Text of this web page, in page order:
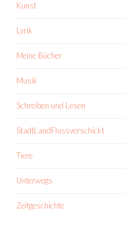
Kunst
Lyrik
Meine Bücher
Musik
Schreiben und Lesen
StadtLandFlussverschickt
Tiere
Unterwegs
Zeitgeschichte